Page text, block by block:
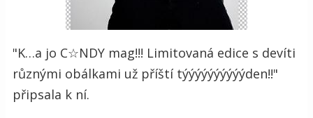
"K…a jo C☆NDY mag!!! Limitovaná edice s devíti
různými obálkami už příští týýýýýýýýýýden!!"
připsala k ní.